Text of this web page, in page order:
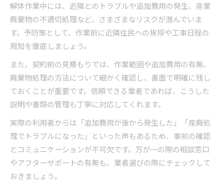
解体作業中には、近隣とのトラブルや追加費用の発生、産業
廃棄物の不適切処理など、さまざまなリスクが潜んでいま
す。予防策として、作業前に近隣住民への挨拶や工事日程の
周知を徹底しましょう。
また、契約前の見積もりでは、作業範囲や追加費用の有無、
廃棄物処理の方法について細かく確認し、書面で明確に残し
ておくことが重要です。信頼できる業者であれば、こうした
説明や書類の管理も丁寧に対応してくれます。
実際の利用者からは「追加費用が後から発生した」「産廃処
理でトラブルになった」といった声もあるため、事前の確認
とコミュニケーションが不可欠です。万が一の際の相談窓口
やアフターサポートの有無も、業者選びの際にチェックして
おきましょう。